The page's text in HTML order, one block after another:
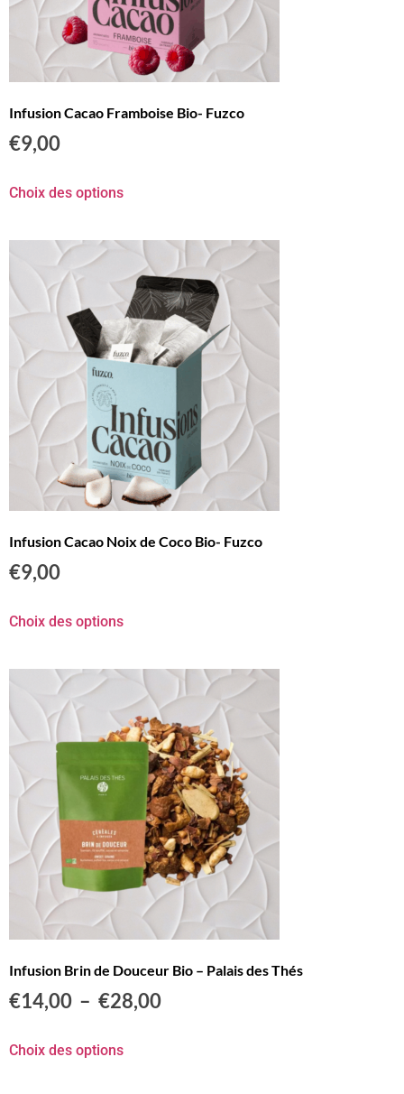
Infusion Cacao Framboise Bio- Fuzco
€9,00
Choix des options
Infusion Cacao Noix de Coco Bio- Fuzco
€9,00
Choix des options
Infusion Brin de Douceur Bio – Palais des Thés
€14,00 – €28,00
Choix des options